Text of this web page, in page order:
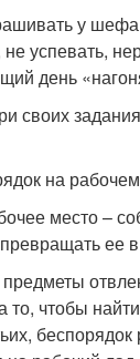
у
успевать,
день
своих
на
место –
ее
то, чтобы